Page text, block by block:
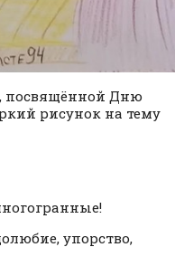
посвящённой Дню
рисунок на тему
упорство,